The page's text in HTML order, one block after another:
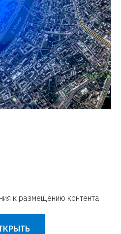
к размещению контента